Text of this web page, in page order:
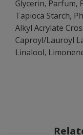
Glycerin, Parfum,
Tapioca Starch,
Alkyl Acrylate
Caproyl/Lauroyl
Linalool,